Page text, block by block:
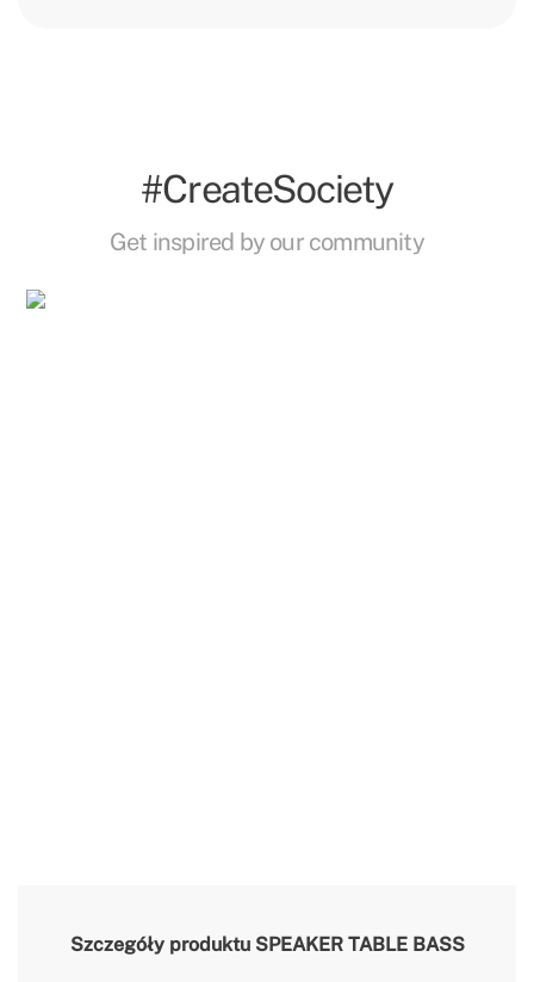
#CreateSociety
Get inspired by our community
Szczegóły produktu SPEAKER TABLE BASS